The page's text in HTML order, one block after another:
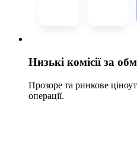
Низькі комісії за
Прозоре та ринкове
операції.